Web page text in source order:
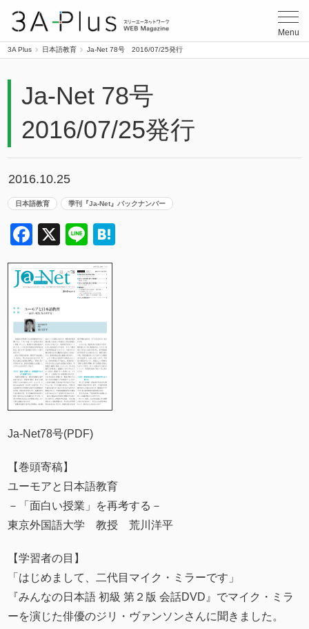
Menu
3A Plus 日本語教育 Ja-Net 78号 2016/07/25発行
Ja-Net 78号
2016/07/25発行
2016.10.25
日本語教育 季刊『Ja-Net』バックナンバー
Facebook
X Line
Ja-Net78号(PDF)
【巻頭寄稿】
ユーモアと日本語教育
－「面白い授業」を再考する－
東京外国語大学 教授 荒川洋平
【学習者の目】
「はじめまして、二代目マイク・ミラーです」
『みんなの日本語 初級 第２版 会話DVD』でマイク・ミラ
ーを演じた俳優のジリ・ヴァンソンさんに聞きました。